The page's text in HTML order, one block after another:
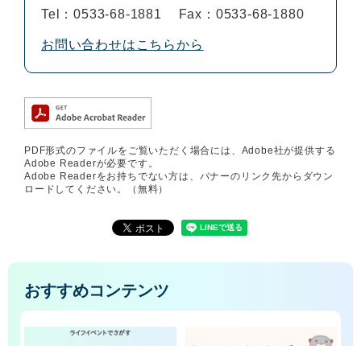
Tel：0533-68-1881
Fax：0533-68-1880
お問い合わせはこちらから
PDF形式のファイルをご覧いただく場合には、Adobe社が提供する
Adobe Readerが必要です。
Adobe Readerをお持ちでない方は、バナーのリンク先からダウン
ロードしてください。（無料）
おすすめコンテンツ